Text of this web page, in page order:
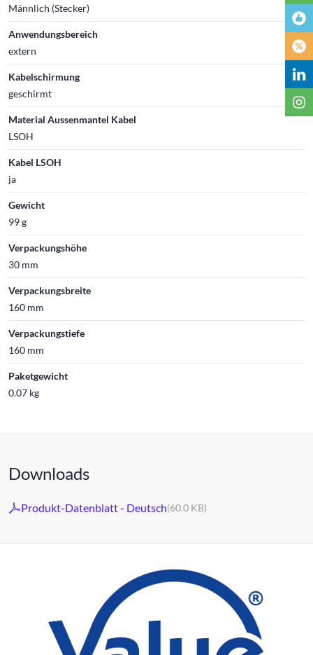
Männlich (Stecker)
Anwendungsbereich
extern
Kabelschirmung
geschirmt
Material Aussenmantel Kabel
LSOH
Kabel LSOH
ja
Gewicht
99 g
Verpackungshöhe
30 mm
Verpackungsbreite
160 mm
Verpackungstiefe
160 mm
Paketgewicht
0.07 kg
Downloads
Produkt-Datenblatt - Deutsch(60.0 KB)